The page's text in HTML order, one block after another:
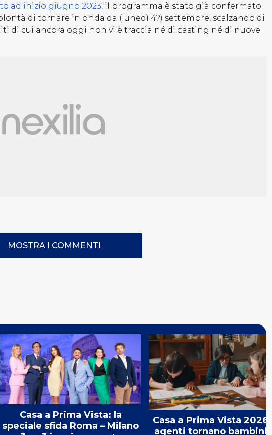
ad inizio giugno 2023, il programma è stato già confermato
di tornare in onda da (lunedì 4?) settembre, scalzando di
di cui ancora oggi non vi è traccia né di casting né di nuove
MOSTRA I COMMENTI
Casa a Prima Vista: la
speciale sfida Roma – Milano
Casa a Prima Vista 2026:
agenti tornano bambini